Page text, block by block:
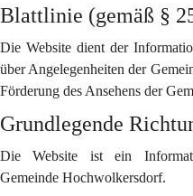
Blattlinie (gemäß §
Die Website dient der
über Angelegenheiten der
Förderung des Ansehens der
Grundlegende
Die Website ist ein
Gemeinde Hochwolkersdorf.